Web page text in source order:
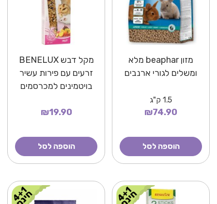
מזון beaphar מלא
ומשלים לגורי ארנבים
1.5 ק"ג
₪74.90
הוספה לסל
מקל דבש BENELUX
זרעים עם פירות עשיר
בויטמינים למכרסמים
₪19.90
הוספה לסל